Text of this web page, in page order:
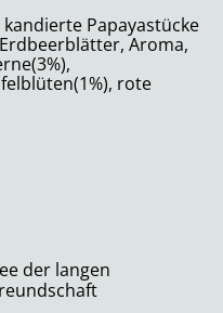
Papayastücke
Aroma,
rote
der langen